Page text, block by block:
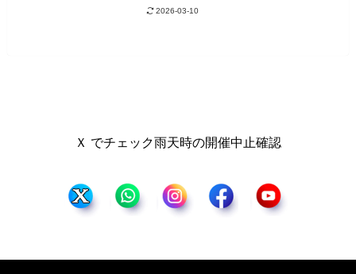
2026-03-10
Ｘ でチェック雨天時の開催中止確認